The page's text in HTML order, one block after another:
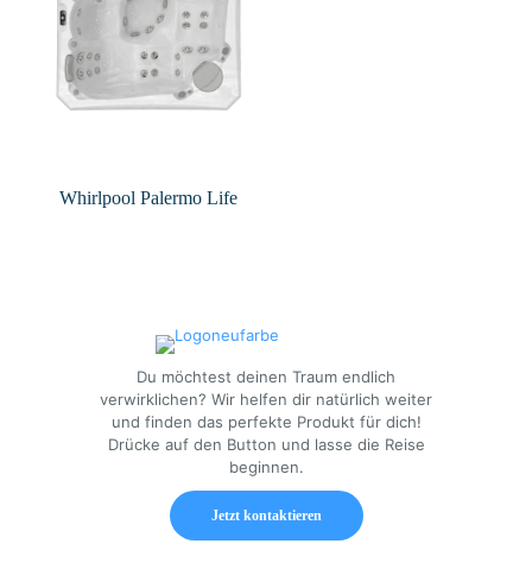
Whirlpool Palermo Life
Du möchtest deinen Traum endlich
verwirklichen? Wir helfen dir natürlich weiter
und finden das perfekte Produkt für dich!
Drücke auf den Button und lasse die Reise
beginnen.
Jetzt kontaktieren